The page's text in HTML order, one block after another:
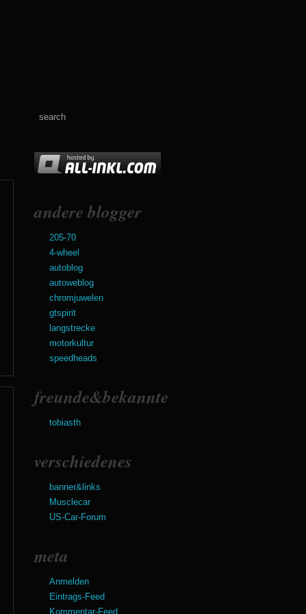
andere blogger
205-70
4-wheel
autoblog
autoweblog
chromjuwelen
gtspirit
langstrecke
motorkultur
speedheads
freunde&bekannte
tobiasth
verschiedenes
banner&links
Musclecar
US-Car-Forum
meta
Anmelden
Eintrags-Feed
Kommentar-Feed